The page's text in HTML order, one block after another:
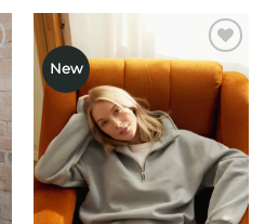
New
Mėgstamiausias